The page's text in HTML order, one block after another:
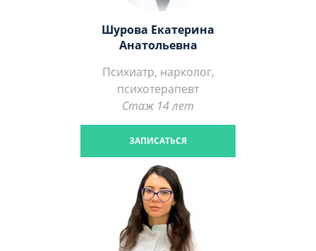
Шурова Екатерина
Анатольевна
Психиатр, нарколог,
психотерапевт
Стаж 14 лет
ЗАПИСАТЬСЯ